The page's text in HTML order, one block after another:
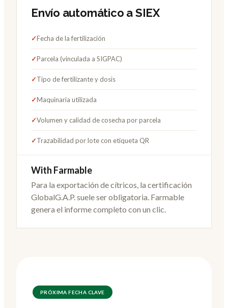
Envío automático a SIEX
✓Fecha de la fertilización
✓Parcela (vinculada a SIGPAC)
✓Tipo de fertilizante y dosis
✓Maquinaria utilizada
✓Volumen y calidad de cosecha por parcela
✓Trazabilidad por lote con etiqueta QR
With Farmable
Para la exportación de cítricos, la certificación
GlobalG.A.P. suele ser obligatoria. Farmable
genera el informe completo con un clic.
PRÓXIMA FECHA CLAVE